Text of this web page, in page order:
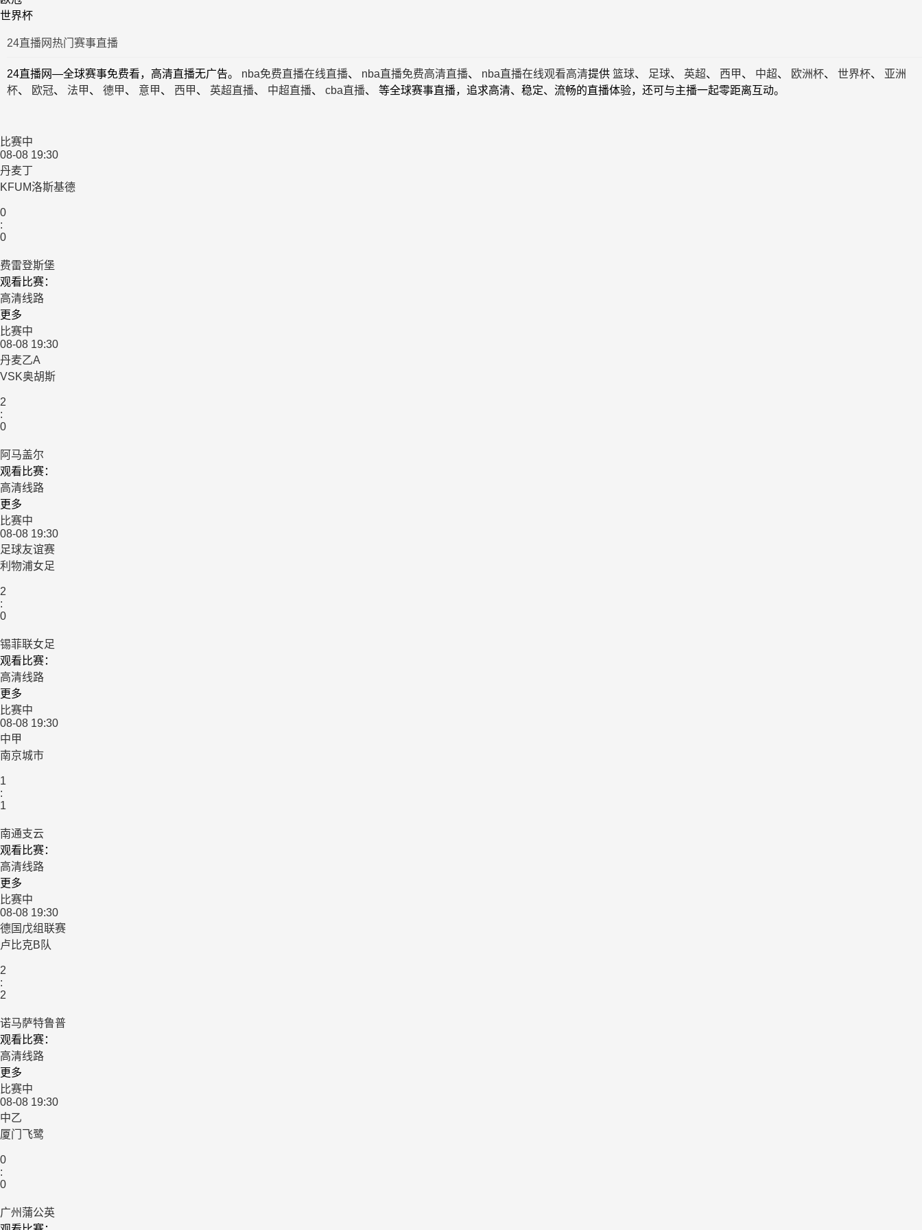
世界杯
24直播网热门赛事直播
24直播网—全球赛事免费看，高清直播无广告。 nba免费直播在线直播、 nba直播免费高清直播、 nba直播在线观看高清提供 篮球、 足球、 英超、 西甲、 中超、 欧洲杯、 世界杯、 亚洲
杯、 欧冠、 法甲、 德甲、 意甲、 西甲、 英超直播、 中超直播、 cba直播、 等全球赛事直播，追求高清、稳定、流畅的直播体验，还可与主播一起零距离互动。
比赛中
08-08 19:30
丹麦丁
KFUM洛斯基德
0
:
0
费雷登斯堡
观看比赛：
高清线路
更多
比赛中
08-08 19:30
丹麦乙A
VSK奥胡斯
2
:
0
阿马盖尔
观看比赛：
高清线路
更多
比赛中
08-08 19:30
足球友谊赛
利物浦女足
2
:
0
锡菲联女足
观看比赛：
高清线路
更多
比赛中
08-08 19:30
中甲
南京城市
1
:
1
南通支云
观看比赛：
高清线路
更多
比赛中
08-08 19:30
德国戊组联赛
卢比克B队
2
:
2
诺马萨特鲁普
观看比赛：
高清线路
更多
比赛中
08-08 19:30
中乙
厦门飞鹭
0
:
0
广州蒲公英